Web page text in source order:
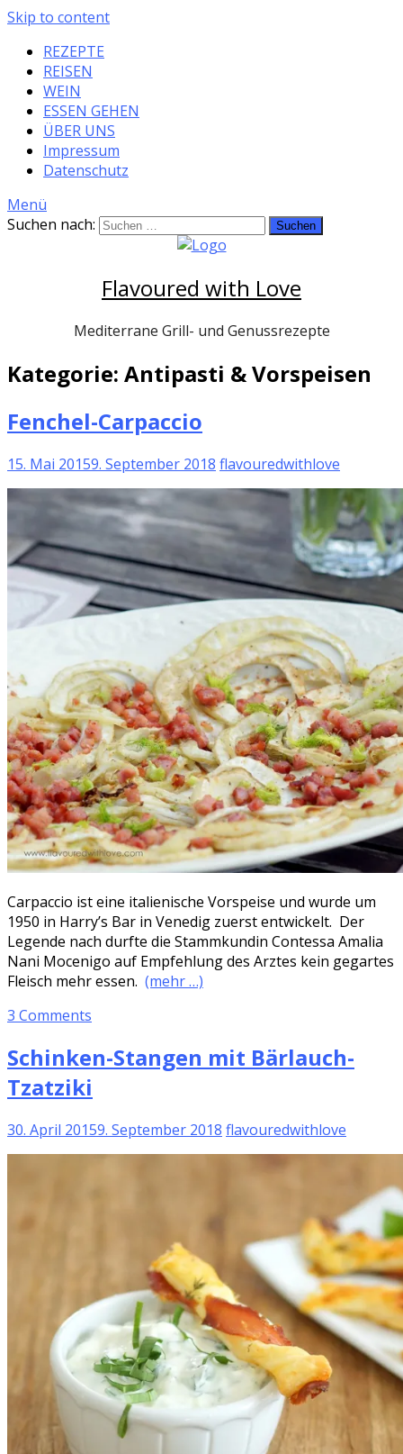
Skip to content
REZEPTE
REISEN
WEIN
ESSEN GEHEN
ÜBER UNS
Impressum
Datenschutz
Menü
Suchen nach:
Flavoured with Love
Mediterrane Grill- und Genussrezepte
Kategorie: Antipasti & Vorspeisen
Fenchel-Carpaccio
15. Mai 20159. September 2018 flavouredwithlove
Carpaccio ist eine italienische Vorspeise und wurde um
1950 in Harry’s Bar in Venedig zuerst entwickelt. Der
Legende nach durfte die Stammkundin Contessa Amalia
Nani Mocenigo auf Empfehlung des Arztes kein gegartes
Fleisch mehr essen. (mehr …)
3 Comments
Schinken-Stangen mit Bärlauch-
Tzatziki
30. April 20159. September 2018 flavouredwithlove